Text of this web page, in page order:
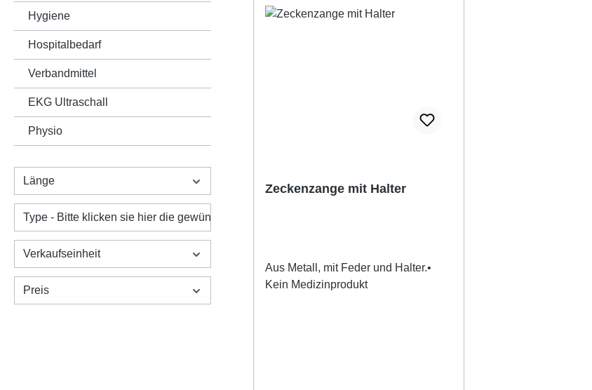
Hygiene
Hospitalbedarf
Verbandmittel
EKG Ultraschall
Physio
Länge
Type - Bitte klicken sie hier die gewünschte Variante an:
Verkaufseinheit
Preis
Zeckenzange mit Halter
Aus Metall, mit Feder und Halter.•
Kein Medizinprodukt